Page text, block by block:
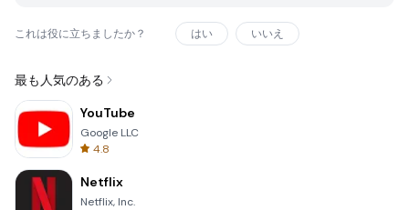
これは役に立ちましたか？ はい いいえ
最も人気のある
YouTube
Google LLC
4.8
Netflix
Netflix, Inc.